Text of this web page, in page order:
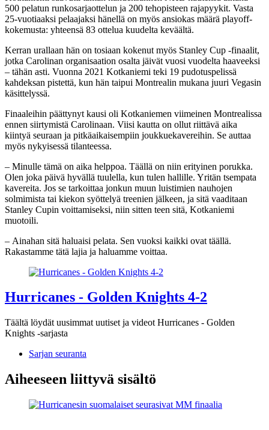
500 pelatun runkosarjaottelun ja 200 tehopisteen rajapyykit. Vasta
25-vuotiaaksi pelaajaksi hänellä on myös ansiokas määrä playoff-
kokemusta: yhteensä 83 ottelua kuudelta keväältä.
Kerran urallaan hän on tosiaan kokenut myös Stanley Cup -finaalit,
jotka Carolinan organisaation osalta jäivät vuosi vuodelta haaveeksi
– tähän asti. Vuonna 2021 Kotkaniemi teki 19 pudotuspelissä
kahdeksan pistettä, kun hän taipui Montrealin mukana juuri Vegasin
käsittelyssä.
Finaaleihin päättynyt kausi oli Kotkaniemen viimeinen Montrealissa
ennen siirtymistä Carolinaan. Viisi kautta on ollut riittävä aika
kiintyä seuraan ja pitkäaikaisempiin joukkuekavereihin. Se auttaa
myös nykyisessä tilanteessa.
– Minulle tämä on aika helppoa. Täällä on niin erityinen porukka.
Olen joka päivä hyvällä tuulella, kun tulen hallille. Yritän tsempata
kavereita. Jos se tarkoittaa jonkun muun luistimien nauhojen
solmimista tai kiekon syöttelyä treenien jälkeen, ja sitä vaaditaan
Stanley Cupin voittamiseksi, niin sitten teen sitä, Kotkaniemi
muotoili.
– Ainahan sitä haluaisi pelata. Sen vuoksi kaikki ovat täällä.
Rakastamme tätä lajia ja haluamme voittaa.
Hurricanes - Golden Knights 4-2
Täältä löydät uusimmat uutiset ja videot Hurricanes - Golden
Knights -sarjasta
Sarjan seuranta
Aiheeseen liittyvä sisältö